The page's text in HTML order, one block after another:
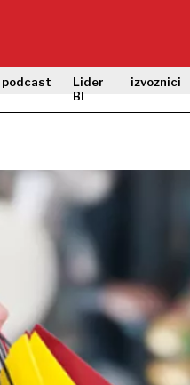
podcast
Lider
BI
izvoznici